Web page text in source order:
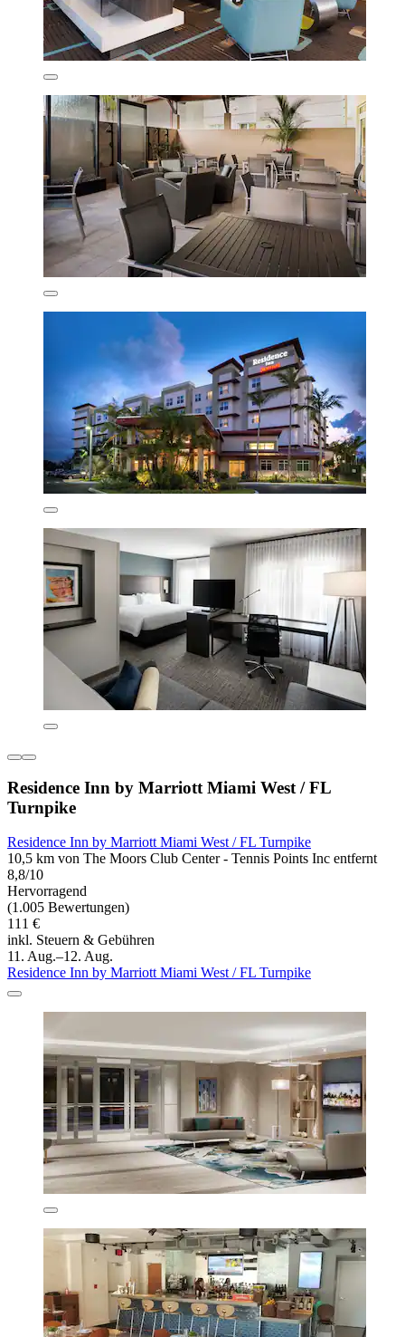
Residence Inn by Marriott Miami West / FL
Turnpike
Residence Inn by Marriott Miami West / FL Turnpike
10,5 km von The Moors Club Center - Tennis Points Inc entfernt
8,8/10
Hervorragend
(1.005 Bewertungen)
111 €
inkl. Steuern & Gebühren
11. Aug.–12. Aug.
Residence Inn by Marriott Miami West / FL Turnpike